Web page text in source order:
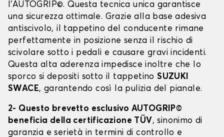
l’AUTOGRIP©. Questa tecnica unica garantisce
una sicurezza ottimale. Grazie alla base adesiva
antiscivolo, il tappetino del conducente rimane
perfettamente in posizione senza il rischio di
scivolare sotto i pedali e causare gravi incidenti.
Questa alta aderenza impedisce inoltre che lo
sporco si depositi sotto il tappetinoSUZUKI
SWACE, garantendo così la pulizia del pianale.
2- Questo brevetto esclusivo AUTOGRIP©
beneficia della certificazione TÜV, sinonimo di
garanzia e serietà in termini di controllo e